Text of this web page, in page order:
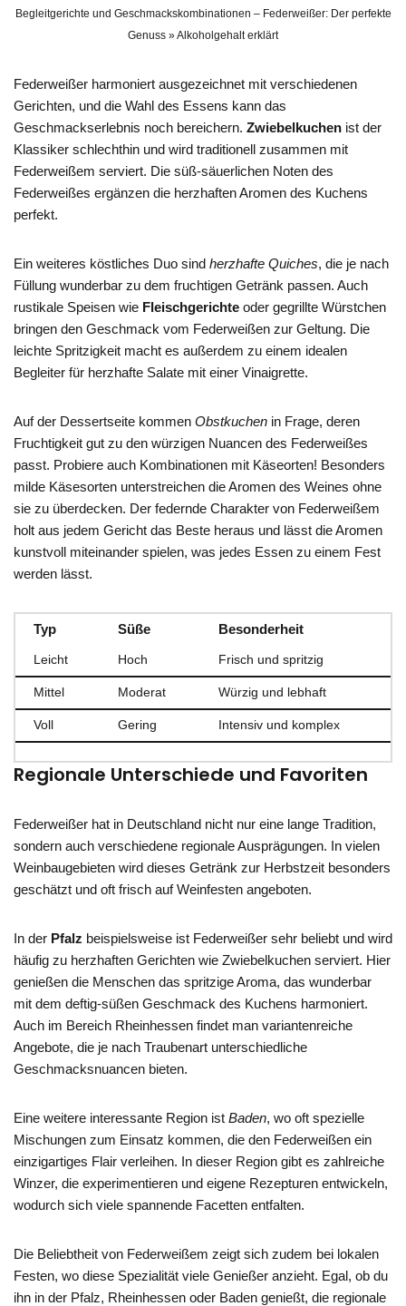
Begleitgerichte und Geschmackskombinationen – Federweißer: Der perfekte
Genuss » Alkoholgehalt erklärt
Federweißer harmoniert ausgezeichnet mit verschiedenen
Gerichten, und die Wahl des Essens kann das
Geschmackserlebnis noch bereichern. Zwiebelkuchen ist der
Klassiker schlechthin und wird traditionell zusammen mit
Federweißem serviert. Die süß-säuerlichen Noten des
Federweißes ergänzen die herzhaften Aromen des Kuchens
perfekt.
Ein weiteres köstliches Duo sind herzhafte Quiches, die je nach
Füllung wunderbar zu dem fruchtigen Getränk passen. Auch
rustikale Speisen wie Fleischgerichte oder gegrillte Würstchen
bringen den Geschmack vom Federweißen zur Geltung. Die
leichte Spritzigkeit macht es außerdem zu einem idealen
Begleiter für herzhafte Salate mit einer Vinaigrette.
Auf der Dessertseite kommen Obstkuchen in Frage, deren
Fruchtigkeit gut zu den würzigen Nuancen des Federweißes
passt. Probiere auch Kombinationen mit Käseorten! Besonders
milde Käsesorten unterstreichen die Aromen des Weines ohne
sie zu überdecken. Der federnde Charakter von Federweißem
holt aus jedem Gericht das Beste heraus und lässt die Aromen
kunstvoll miteinander spielen, was jedes Essen zu einem Fest
werden lässt.
Typ Süße Besonderheit
Leicht Hoch Frisch und spritzig
Mittel Moderat Würzig und lebhaft
Voll Gering Intensiv und komplex
Regionale Unterschiede und Favoriten
Federweißer hat in Deutschland nicht nur eine lange Tradition,
sondern auch verschiedene regionale Ausprägungen. In vielen
Weinbaugebieten wird dieses Getränk zur Herbstzeit besonders
geschätzt und oft frisch auf Weinfesten angeboten.
In der Pfalz beispielsweise ist Federweißer sehr beliebt und wird
häufig zu herzhaften Gerichten wie Zwiebelkuchen serviert. Hier
genießen die Menschen das spritzige Aroma, das wunderbar
mit dem deftig-süßen Geschmack des Kuchens harmoniert.
Auch im Bereich Rheinhessen findet man variantenreiche
Angebote, die je nach Traubenart unterschiedliche
Geschmacksnuancen bieten.
Eine weitere interessante Region ist Baden, wo oft spezielle
Mischungen zum Einsatz kommen, die den Federweißen ein
einzigartiges Flair verleihen. In dieser Region gibt es zahlreiche
Winzer, die experimentieren und eigene Rezepturen entwickeln,
wodurch sich viele spannende Facetten entfalten.
Die Beliebtheit von Federweißem zeigt sich zudem bei lokalen
Festen, wo diese Spezialität viele Genießer anzieht. Egal, ob du
ihn in der Pfalz, Rheinhessen oder Baden genießt, die regionale